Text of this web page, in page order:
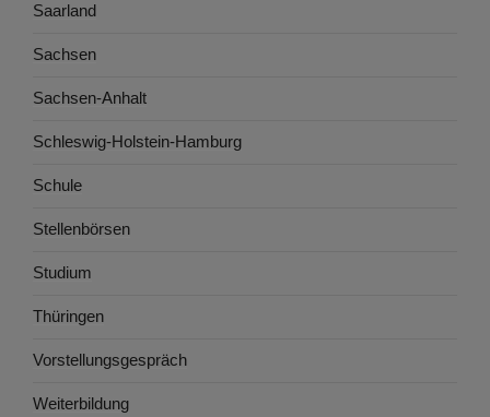
Saarland
Sachsen
Sachsen-Anhalt
Schleswig-Holstein-Hamburg
Schule
Stellenbörsen
Studium
Thüringen
Vorstellungsgespräch
Weiterbildung